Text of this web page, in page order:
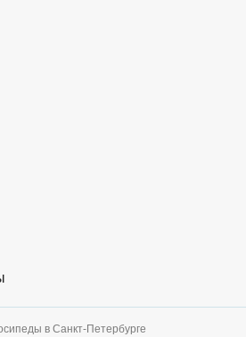
в Санкт-Петербурге